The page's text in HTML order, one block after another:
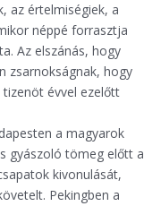
az értelmiségiek, a
néppé forrasztja
Az elszánás, hogy
zsarnokságnak, hogy
tizenöt évvel ezelőtt
a magyarok
gyászoló tömeg előtt a
kivonulását,
Pekingben a